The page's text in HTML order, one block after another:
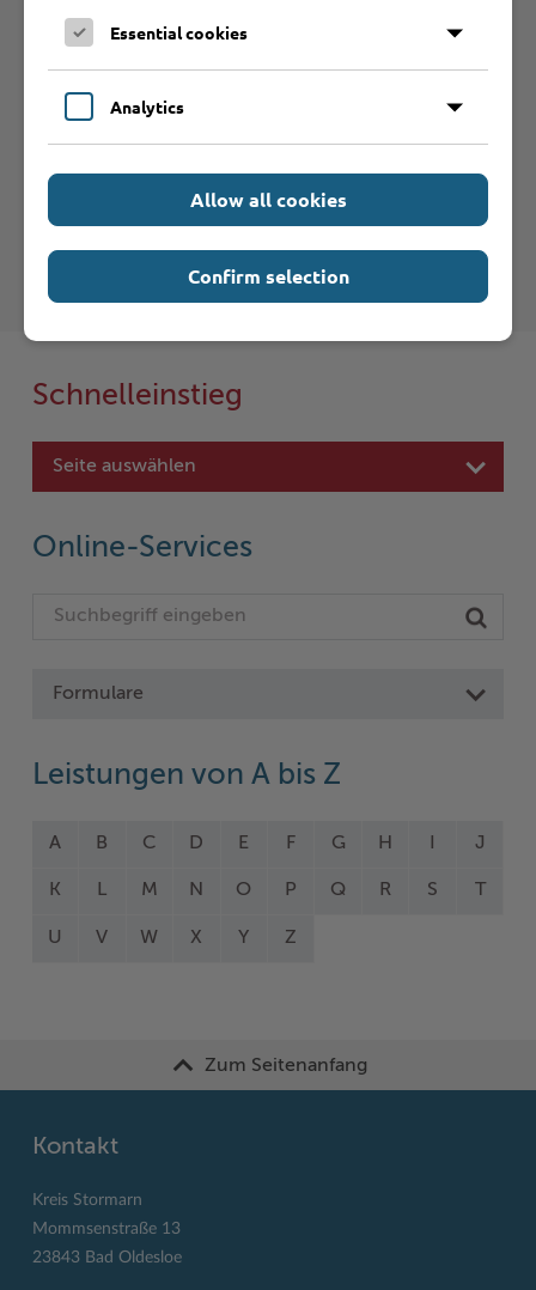
Betrieb anmelden
Haftungsauschluss
Hinweise zum Haftungsausschluß bei Links zu anderen
Internet-Seiten entnehmen Sie bitte den
Nutzungsbedingungen.
Schnelleinstieg
Seite auswählen
Online-Services
Formulare
Leistungen von A bis Z
A B C D E F G H J
K L M N O P Q R S T
U V W X Y Z
Zum Seitenanfang
Kontakt
Kreis Stormarn
Mommsenstraße 13
23843 Bad Oldesloe
Essential cookies
Analytics
Allow all cookies
Confirm selection